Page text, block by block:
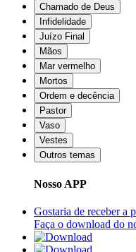
Chamado de Deus
Infidelidade
Juízo Final
Mãos
Mar vermelho
Mortos
Ordem e decência
Pastor
Vaso
Vestes
Outros temas
Nosso APP
Gostaria de receber a
Faça o download do